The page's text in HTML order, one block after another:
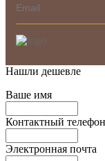
Нашли дешевле
Ваше имя
Контактный телефон
Электронная почта